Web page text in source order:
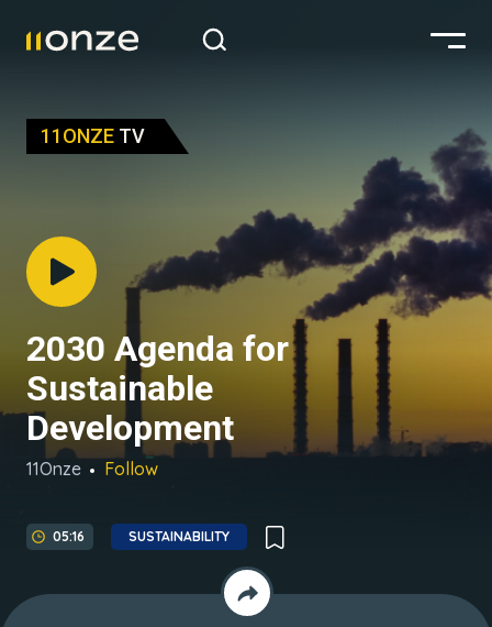
11ONZE TV
2030 Agenda for
Sustainable
Development
11Onze Follow
05:16 SUSTAINABILITY